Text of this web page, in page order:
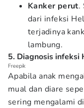
Kanker perut.
dari infeksi
terjadinya
lambung.
5. Diagnosis infeksi
Freepik
Apabila anak
mual dan diare
sering mengalami